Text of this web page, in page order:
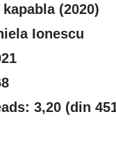
(2020)
Ionescu
3,20 (din